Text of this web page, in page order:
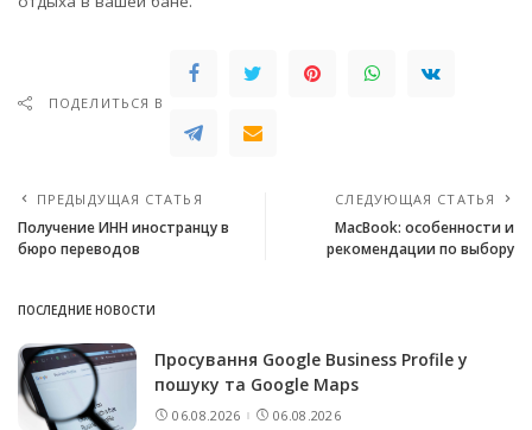
ПОДЕЛИТЬСЯ В
ПРЕДЫДУЩАЯ СТАТЬЯ
Получение ИНН иностранцу в
бюро переводов
СЛЕДУЮЩАЯ СТАТЬЯ
MacBook: особенности и
рекомендации по выбору
ПОСЛЕДНИЕ НОВОСТИ
Просування Google Business Profile у
пошуку та Google Maps
06.08.2026 06.08.2026